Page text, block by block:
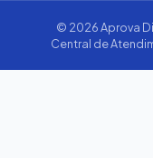
© 2026Aprova
Central de